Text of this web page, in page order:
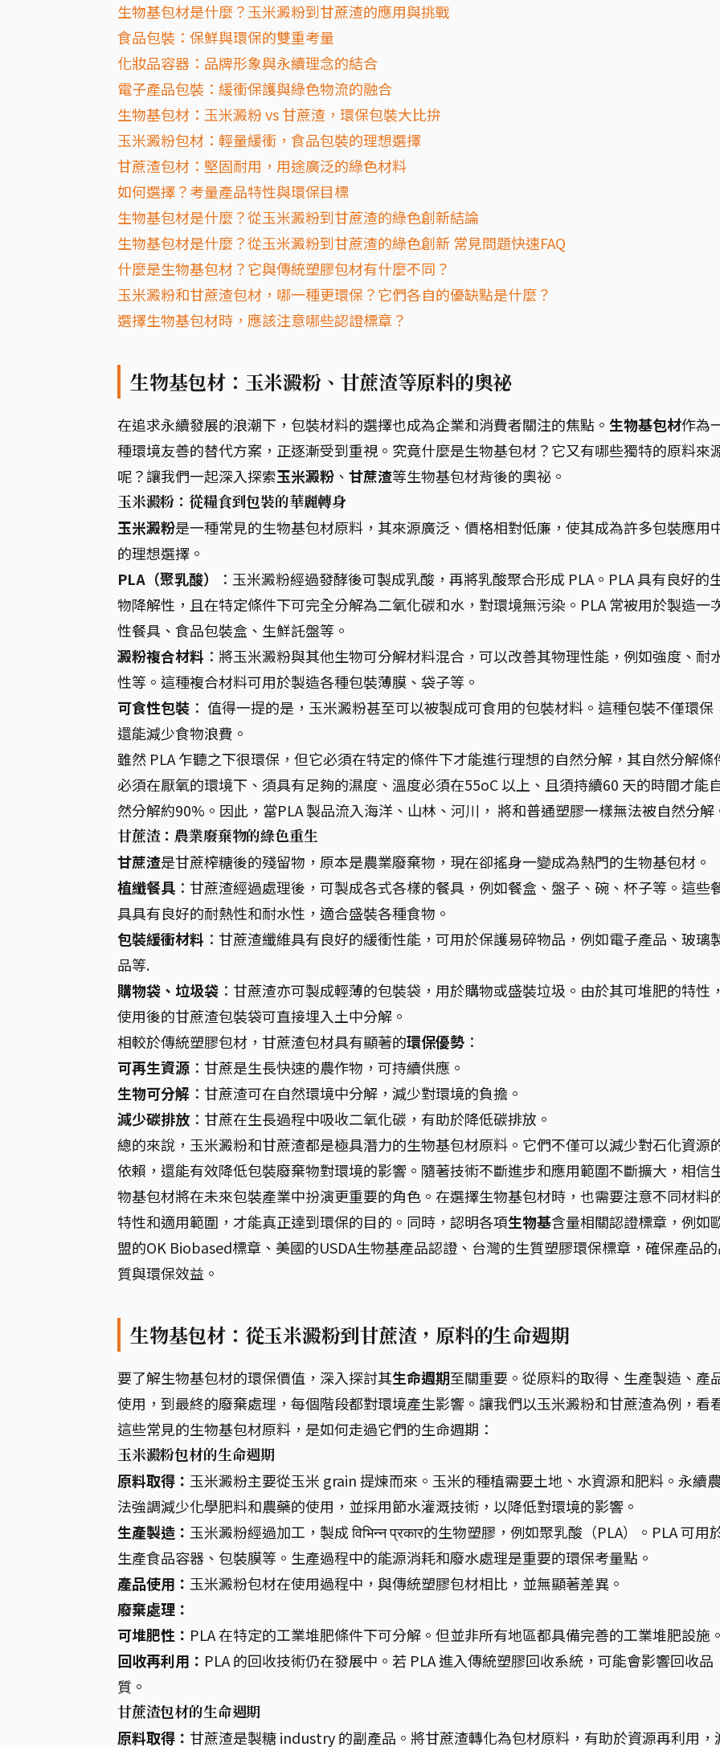
生物基包材是什麼？玉米澱粉到甘蔗渣的應用與挑戰
食品包裝：保鮮與環保的雙重考量
化妝品容器：品牌形象與永續理念的結合
電子產品包裝：緩衝保護與綠色物流的融合
生物基包材：玉米澱粉 vs 甘蔗渣，環保包裝大比拚
玉米澱粉包材：輕量緩衝，食品包裝的理想選擇
甘蔗渣包材：堅固耐用，用途廣泛的綠色材料
如何選擇？考量產品特性與環保目標
生物基包材是什麼？從玉米澱粉到甘蔗渣的綠色創新結論
生物基包材是什麼？從玉米澱粉到甘蔗渣的綠色創新 常見問題快速FAQ
什麼是生物基包材？它與傳統塑膠包材有什麼不同？
玉米澱粉和甘蔗渣包材，哪一種更環保？它們各自的優缺點是什麼？
選擇生物基包材時，應該注意哪些認證標章？
生物基包材：玉米澱粉、甘蔗渣等原料的奧祕
在追求永續發展的浪潮下，包裝材料的選擇也成為企業和消費者關注的焦點。 生物基包材作為
種環境友善的替代方案，正逐漸受到重視。究竟什麼是生物基包材？它又有哪些獨特的原料來
呢？讓我們一起深入探索玉米澱粉 、 甘蔗渣等生物基包材背後的奧祕。
玉米澱粉：從糧食到包裝的華麗轉身
玉米澱粉是一種常見的生物基包材原料，其來源廣泛、價格相對低廉，使其成為許多包裝應用
的理想選擇。
PLA（聚乳酸）
：玉米澱粉經過發酵後可製成乳酸，再將乳酸聚合形成 PLA。PLA 具有良好的
物降解性，且在特定條件下可完全分解為二氧化碳和水，對環境無污染。PLA 常被用於製造一
性餐具、食品包裝盒、生鮮託盤等。
澱粉複合材料 ：將玉米澱粉與其他生物可分解材料混合，可以改善其物理性能，例如強度、耐
性等。這種複合材料可用於製造各種包裝薄膜、袋子等。
可食性包裝 ： 值得一提的是，玉米澱粉甚至可以被製成可食用的包裝材料。這種包裝不僅環保
還能減少食物浪費。
雖然 PLA 乍聽之下很環保，但它必須在特定的條件下才能進行理想的自然分解，其自然分解條
必須在厭氧的環境下、須具有足夠的濕度、溫度必須在55oC 以上、且須持續60 天的時間才能
然分解約90%。因此，當PLA 製品流入海洋、山林、河川， 將和普通塑膠一樣無法被自然分解
甘蔗渣：農業廢棄物的綠色重生
甘蔗渣是甘蔗榨糖後的殘留物，原本是農業廢棄物，現在卻搖身一變成為熱門的生物基包材。
植纖餐具 ：甘蔗渣經過處理後，可製成各式各樣的餐具，例如餐盒、盤子、碗、杯子等。這些
具具有良好的耐熱性和耐水性，適合盛裝各種食物。
包裝緩衝材料 ：甘蔗渣纖維具有良好的緩衝性能，可用於保護易碎物品，例如電子產品、玻璃
品等.
購物袋、垃圾袋 ：甘蔗渣亦可製成輕薄的包裝袋，用於購物或盛裝垃圾。由於其可堆肥的特性，
使用後的甘蔗渣包裝袋可直接埋入土中分解。
相較於傳統塑膠包材，甘蔗渣包材具有顯著的環保優勢 ：
可再生資源 ：甘蔗是生長快速的農作物，可持續供應。
生物可分解 ：甘蔗渣可在自然環境中分解，減少對環境的負擔。
減少碳排放 ：甘蔗在生長過程中吸收二氧化碳，有助於降低碳排放。
總的來說，玉米澱粉和甘蔗渣都是極具潛力的生物基包材原料。它們不僅可以減少對石化資源
依賴，還能有效降低包裝廢棄物對環境的影響。隨著技術不斷進步和應用範圍不斷擴大，相信
物基包材將在未來包裝產業中扮演更重要的角色。在選擇生物基包材時，也需要注意不同材料
特性和適用範圍，才能真正達到環保的目的。同時，認明各項生物基含量相關認證標章，例如
盟的OK Biobased標章、美國的USDA生物基產品認證、台灣的生質塑膠環保標章，確保產品
質與環保效益。
生物基包材：從玉米澱粉到甘蔗渣，原料的生命週期
要了解生物基包材的環保價值，深入探討其生命週期至關重要。從原料的取得、生產製造、產
使用，到最終的廢棄處理，每個階段都對環境產生影響。讓我們以玉米澱粉和甘蔗渣為例，看
這些常見的生物基包材原料，是如何走過它們的生命週期：
玉米澱粉包材的生命週期
原料取得： 玉米澱粉主要從玉米 grain 提煉而來。玉米的種植需要土地、水資源和肥料。永續
法強調減少化學肥料和農藥的使用，並採用節水灌溉技術，以降低對環境的影響。
生產製造： 玉米澱粉經過加工，製成 विभिन्न प्रकार的生物塑膠，例如聚乳酸（PLA）。PLA 可用
生產食品容器、包裝膜等。生產過程中的能源消耗和廢水處理是重要的環保考量點。
產品使用： 玉米澱粉包材在使用過程中，與傳統塑膠包材相比，並無顯著差異。
廢棄處理：
可堆肥性： PLA 在特定的工業堆肥條件下可分解。但並非所有地區都具備完善的工業堆肥設施。
回收再利用： PLA 的回收技術仍在發展中。若 PLA 進入傳統塑膠回收系統，可能會影響回收品
質。
甘蔗渣包材的生命週期
原料取得： 甘蔗渣是製糖 industry 的副產品。將甘蔗渣轉化為包材原料，有助於資源再利用，